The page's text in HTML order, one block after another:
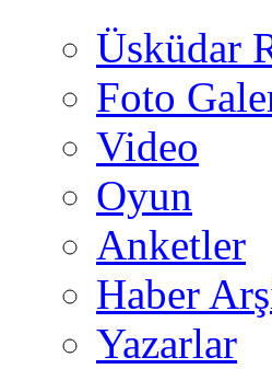
Üsküdar
Foto
Video
Oyun
Anketler
Haber
Yazarlar